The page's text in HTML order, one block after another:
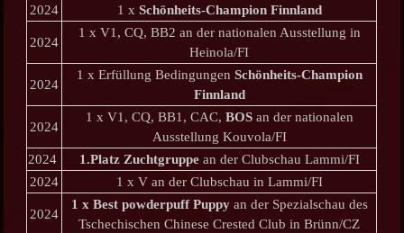
2024
1 x Schönheits-Champion Finnland
2024
1 x V1, CQ, BB2 an der nationalen Ausstellung in
Heinola/FI
2024
1 x Erfüllung Bedingungen Schönheits-Champion
Finnland
2024
1 x V1, CQ, BB1, CAC, BOSan der nationalen
Ausstellung Kouvola/FI
2024
1.Platz Zuchtgruppean der Clubschau Lammi/FI
2024
1 x V an der Clubschau in Lammi/FI
2024
1 x Best powderpuff Puppyan der Spezialschau des
Tschechischen Chinese Crested Club in Brünn/CZ